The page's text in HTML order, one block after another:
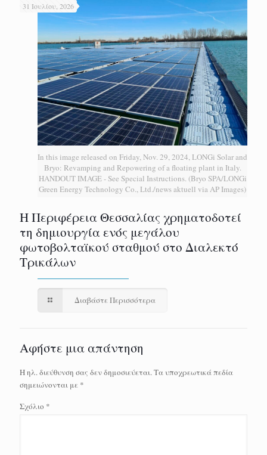
In this image released on Friday, Nov. 29, 2024, LONGi Solar and
Bryo: Revamping and Repowering of a floating plant in Italy.
HANDOUT IMAGE - See Special Instructions. (Bryo SPA/LONGi
Green Energy Technology Co., Ltd./news aktuell via AP Images)
31 Ιουλίου, 2026
H Περιφέρεια Θεσσαλίας χρηματοδοτεί
τη δημιουργία ενός μεγάλου
φωτοβολταϊκού σταθμού στο Διαλεκτό
Τρικάλων
Διαβάστε Περισσότερα
Αφήστε μια απάντηση
Η ηλ. διεύθυνση σας δεν δημοσιεύεται.Τα υποχρεωτικά πεδία
σημειώνονται με *
Σχόλιο *